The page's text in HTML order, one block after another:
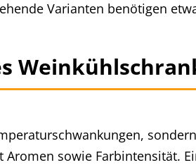
Varianten benötigen
sowie Farbintensität.